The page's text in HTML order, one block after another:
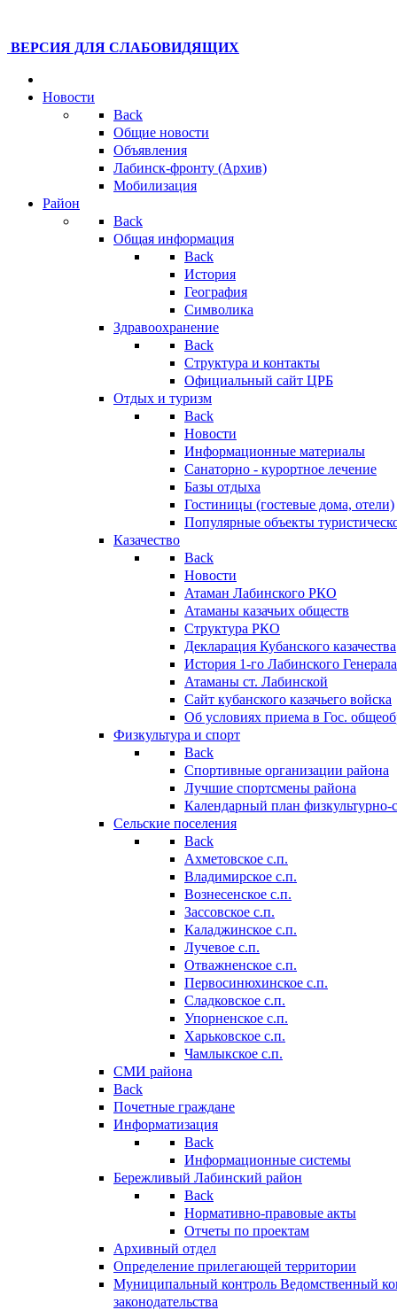
ВЕРСИЯ ДЛЯ СЛАБОВИДЯЩИХ
Новости
Back
Общие новости
Объявления
Лабинск-фронту (Архив)
Мобилизация
Район
Back
Общая информация
Back
История
География
Символика
Здравоохранение
Back
Структура и контакты
Официальный сайт ЦРБ
Отдых и туризм
Back
Новости
Информационные материалы
Санаторно - курортное лечение
Базы отдыха
Гостиницы (гостевые дома, отели)
Популярные объекты
Казачество
Back
Новости
Атаман Лабинского РКО
Атаманы казачьих обществ
Структура РКО
Декларация Кубанского казачества
История 1-го Лабинского
Атаманы ст. Лабинской
Cайт кубанского казачьего войска
Об условиях приема в Гос.
Физкультура и спорт
Back
Спортивные организации района
Лучшие спортсмены района
Календарный план
Сельские поселения
Back
Ахметовское с.п.
Владимирское с.п.
Вознесенское с.п.
Зассовское с.п.
Каладжинское с.п.
Лучевое с.п.
Отважненское с.п.
Первосинюхинское с.п.
Сладковское с.п.
Упорненское с.п.
Харьковское с.п.
Чамлыкское с.п.
СМИ района
Back
Почетные граждане
Информатизация
Back
Информационные системы
Бережливый Лабинский район
Back
Нормативно-правовые акты
Отчеты по проектам
Архивный отдел
Определение прилегающей территории
Муниципальный контроль Ведомственный
законодательства